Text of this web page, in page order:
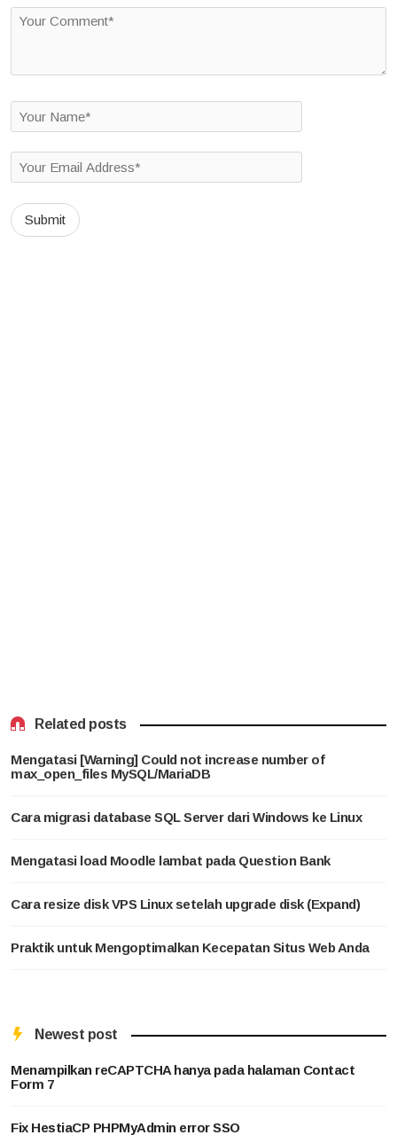
Related posts
Mengatasi [Warning] Could not increase number of
max_open_files MySQL/MariaDB
Cara migrasi database SQL Server dari Windows ke Linux
Mengatasi load Moodle lambat pada Question Bank
Cara resize disk VPS Linux setelah upgrade disk (Expand)
Praktik untuk Mengoptimalkan Kecepatan Situs Web Anda
Newest post
Menampilkan reCAPTCHA hanya pada halaman Contact
Form 7
Fix HestiaCP PHPMyAdmin error SSO